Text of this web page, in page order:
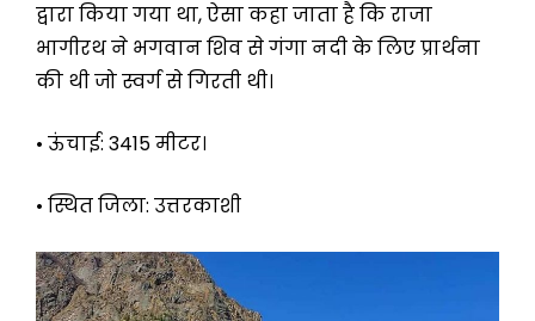
द्वारा किया गया था, ऐसा कहा जाता है कि राजा
भागीरथ ने भगवान शिव से गंगा नदी के लिए प्रार्थना
की थी जो स्वर्ग से गिरती थी।
• ऊंचाई: 3415 मीटर।
• स्थित जिला: उत्तरकाशी